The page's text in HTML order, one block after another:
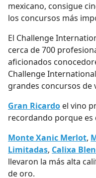
mexicano, consigue
los concursos más
El Challenge
cerca de 700
aficionados
Challenge
grandes concursos de
Gran Ricardo el vino
recordando porque es
Monte Xanic Merlot,
Limitadas, Calixa
llevaron la más alta
de oro.